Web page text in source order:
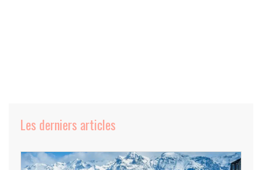
Les derniers articles